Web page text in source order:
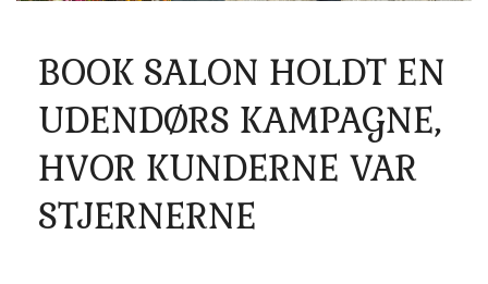
BOOK SALON HOLDT EN
UDENDØRS KAMPAGNE,
HVOR KUNDERNE VAR
STJERNERNE